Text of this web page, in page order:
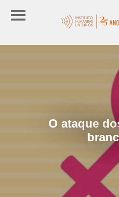
O ataque